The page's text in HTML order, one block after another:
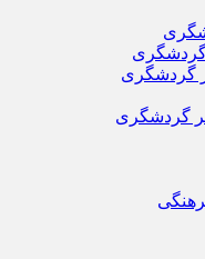
گردشگری
گردشگری
گردشگری